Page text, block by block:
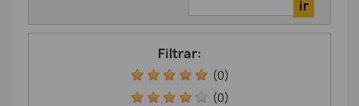
Filtrar:
(0)
(0)